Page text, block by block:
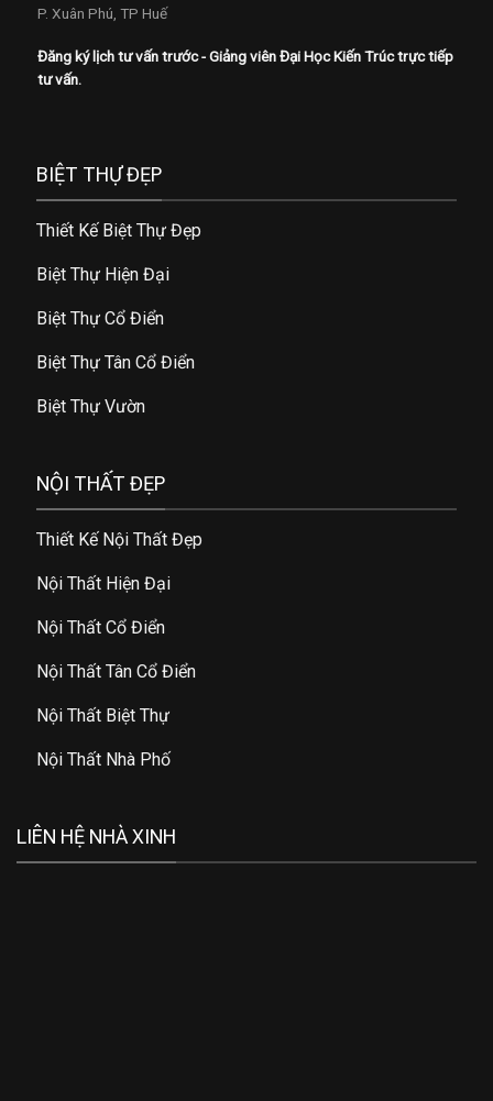
P. Xuân Phú, TP Huế
Đăng ký lịch tư vấn trước - Giảng viên Đại Học Kiến Trúc trực tiếp
tư vấn.
BIỆT THỰ ĐẸP
Thiết Kế Biệt Thự Đẹp
Biệt Thự Hiện Đại
Biệt Thự Cổ Điển
Biệt Thự Tân Cổ Điển
Biệt Thự Vườn
NỘI THẤT ĐẸP
Thiết Kế Nội Thất Đẹp
Nội Thất Hiện Đại
Nội Thất Cổ Điển
Nội Thất Tân Cổ Điển
Nội Thất Biệt Thự
Nội Thất Nhà Phố
LIÊN HỆ NHÀ XINH